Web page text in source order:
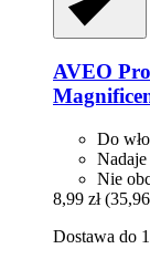
AVEO
Do
Nie
8,99 zł
Dostawa do